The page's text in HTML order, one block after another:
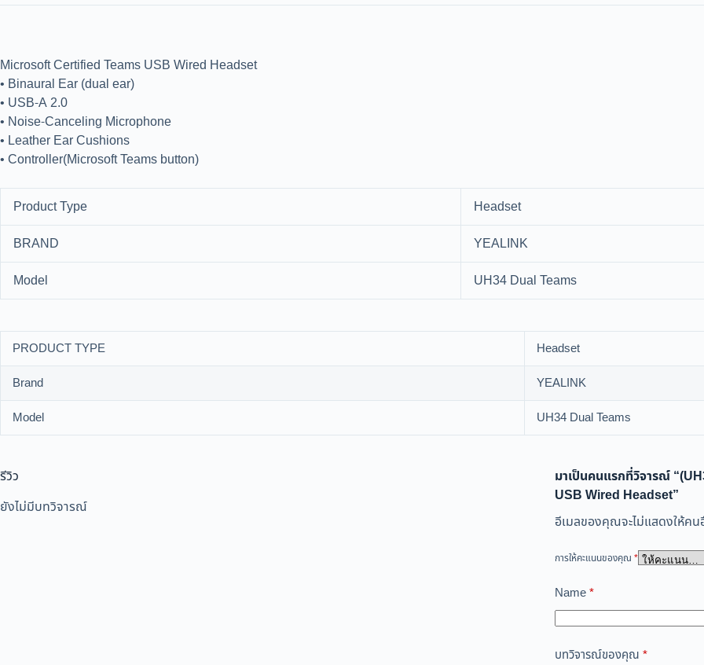
Microsoft Certified Teams USB Wired Headset
• Binaural Ear (dual ear)
• USB-A 2.0
• Noise-Canceling Microphone
• Leather Ear Cushions
• Controller(Microsoft Teams button)
Product Type
Headset
BRAND
YEALINK
Model
UH34 Dual Teams
PRODUCT TYPE
Headset
Brand
YEALINK
Model
UH34 Dual Teams
รีวิว
ยังไม่มีบทวิจารณ์
มาเป็นคนแรกที่วิจารณ์
USB Wired Headset”
อีเมลของคุณจะไม่แสดงให้คน
การให้คะแนนของคุณ *
Name*
บทวิจารณ์ของคุณ *